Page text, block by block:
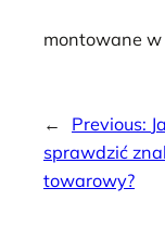
montowane
← Previous:
sprawdzić
towarowy?